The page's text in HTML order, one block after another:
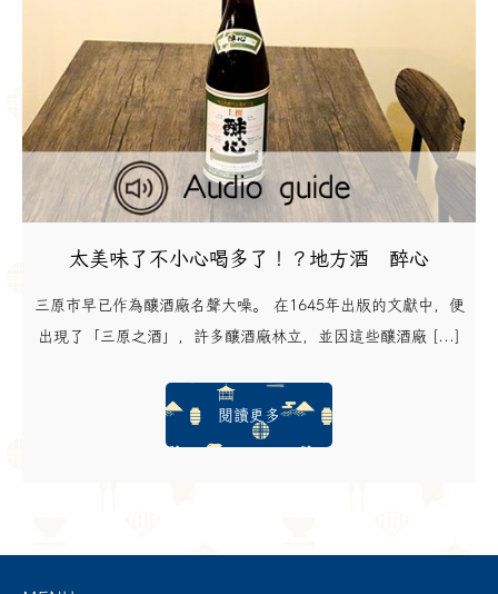
太美味了不小心喝多了！？地方酒 醉心
三原市早已作為釀酒廠名聲大噪。 在1645年出版的文獻中，便
出現了「三原之酒」，許多釀酒廠林立，並因這些釀酒廠 [...]
閱讀更多